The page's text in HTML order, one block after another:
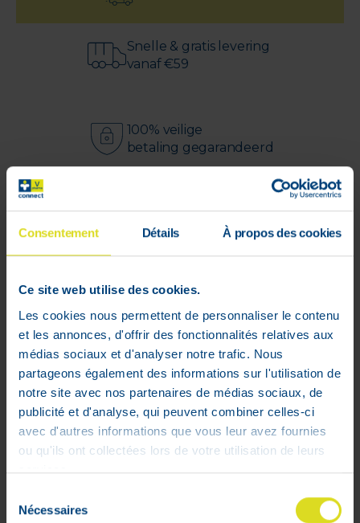
Consentement Détails À propos des cookies
Ce site web utilise des cookies.
Les cookies nous permettent de personnaliser le contenu
et les annonces, d'offrir des fonctionnalités relatives aux
médias sociaux et d'analyser notre trafic. Nous
partageons également des informations sur l'utilisation de
notre site avec nos partenaires de médias sociaux, de
publicité et d'analyse, qui peuvent combiner celles-ci
avec d'autres informations que vous leur avez fournies
ou qu'ils ont collectées lors de votre utilisation de leurs
services.
Nécessaires
Snelle & gratis levering
vanaf €59
100% veilige
betaling gegarandeerd
Niaouli produceert een zeer
essentiële olie die vroeger gomenol
genoemd werd. Zoals echte lavendel
beschouwd door de vele indicaties
waarvoor ze gebruikt wordt. De vele
resultaten bekomen door het gebruik
van deze olie maken dat ze kan ingedeeld
worden in de top 10 van de essentiële
oliën die door de ingelichte consument
gebruikt worden.